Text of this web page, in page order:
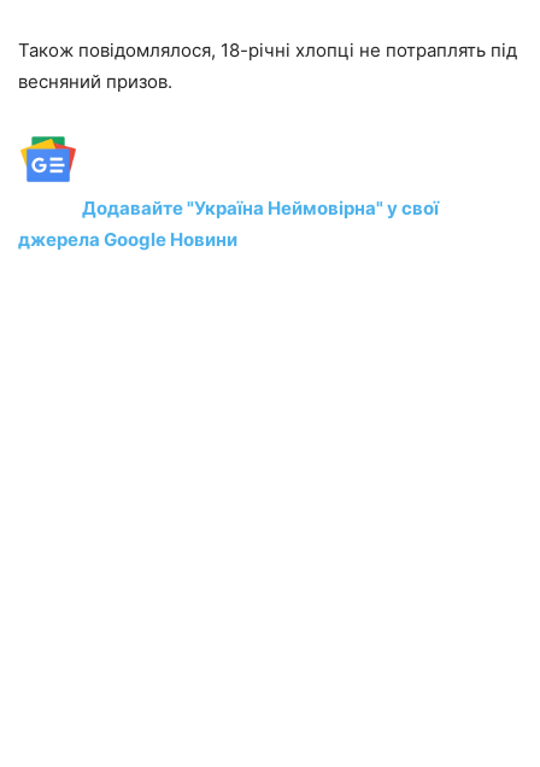
Також повідомлялося, 18-річні хлопці не потраплять під
весняний призов.
Додавайте "Україна Неймовірна" у свої
джерела Google Новини